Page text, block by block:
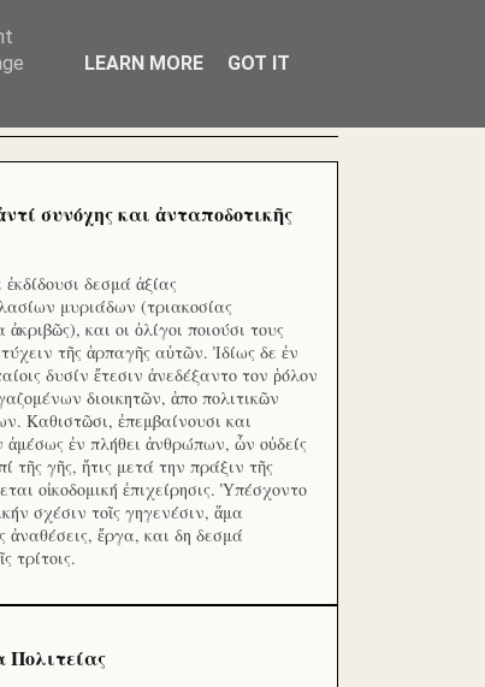
συνόχης και ἀνταποδοτικῆς
δεσμά ἀξίας
μυριάδων (τριακοσίας
ἀκριβῶς), και οι ὀλίγοι ποιούσι τους
τῆς ἁρπαγῆς αὐτῶν. Ἰδίως δε ἐν
δυσίν ἔτεσιν ἀνεδέξαντο τον ῥόλον
διοικητῶν, ἀπο πολιτικῶν
Καθιστῶσι, ἐπεμβαίνουσι και
ἀμέσως ἐν πλήθει ἀνθρώπων, ὧν οὐδείς
τῆς γῆς, ἥτις μετά την πράξιν τῆς
οἰκοδομική ἐπιχείρησις. Ὑπέσχοντο
σχέσιν τοῖς γηγενέσιν, ἅμα
ἀναθέσεις, ἔργα, και δη δεσμά
τρίτοις.
LEARN MORE GOT IT